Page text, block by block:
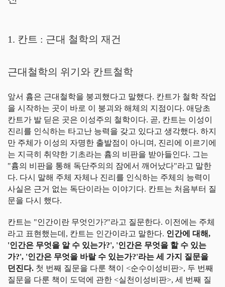
1. 칸트 : 근대 철학의 재건
근대철학의 위기와 칸트철학
앞서 흄은 근대철학을 붕괴했다고 말했다. 칸트가 철학 작업
을 시작하는 곳이 바로 이 붕괴와 해체의 지점이다. 애당초
칸트가 발 딛은 곳은 이성주의 철학이다. 곧, 칸트는 이성이
진리를 인식하는 타고난 능력을 갖고 있다고 생각했다. 하지
만 주체가 이성의 자명한 출발점이 아니며, 진리에 이르기에
는 지극히 취약한 기초라는 흄의 비판을 받아들인다. 그는
"흄의 비판을 통해 독단주의의 잠에서 깨어났다"라고 말한
다. 다시 말해 주체 자체나 진리를 인식하는 주체의 능력이
사실은 근거 없는 독단이라는 이야기다. 칸트는 처음부터 질
문을 다시 했다.
칸트는 "인간이란 무엇인가?"라고 질문한다. 이전에는 주체
라고 표현했는데, 칸트는 인간이라고 말한다. 인간에 대해,
'인간은 무엇을 알 수 있는가?', '인간은 무엇을 할 수 있는
가?', '인간은 무엇을 바랄 수 있는가?'라는 세 가지 질문을
던진다. 첫 번째 질문을 다룬 책이 <순수이성비판>, 두 번째
질문을 다룬 책이 도덕에 관한 <실천이성비판>, 세 번째 질